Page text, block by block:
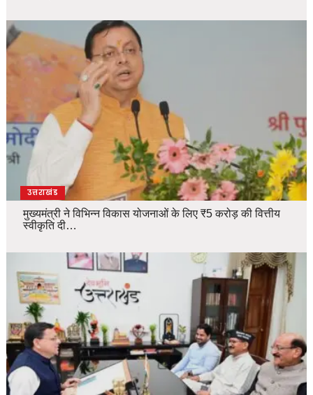
उत्तराखंड
मुख्यमंत्री ने विभिन्न विकास योजनाओं के लिए ₹5 करोड़ की वित्तीय
स्वीकृति दी…